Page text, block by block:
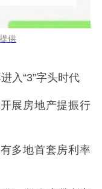
供
入“3”字头时代
展房地产提振行
多地首套房利率